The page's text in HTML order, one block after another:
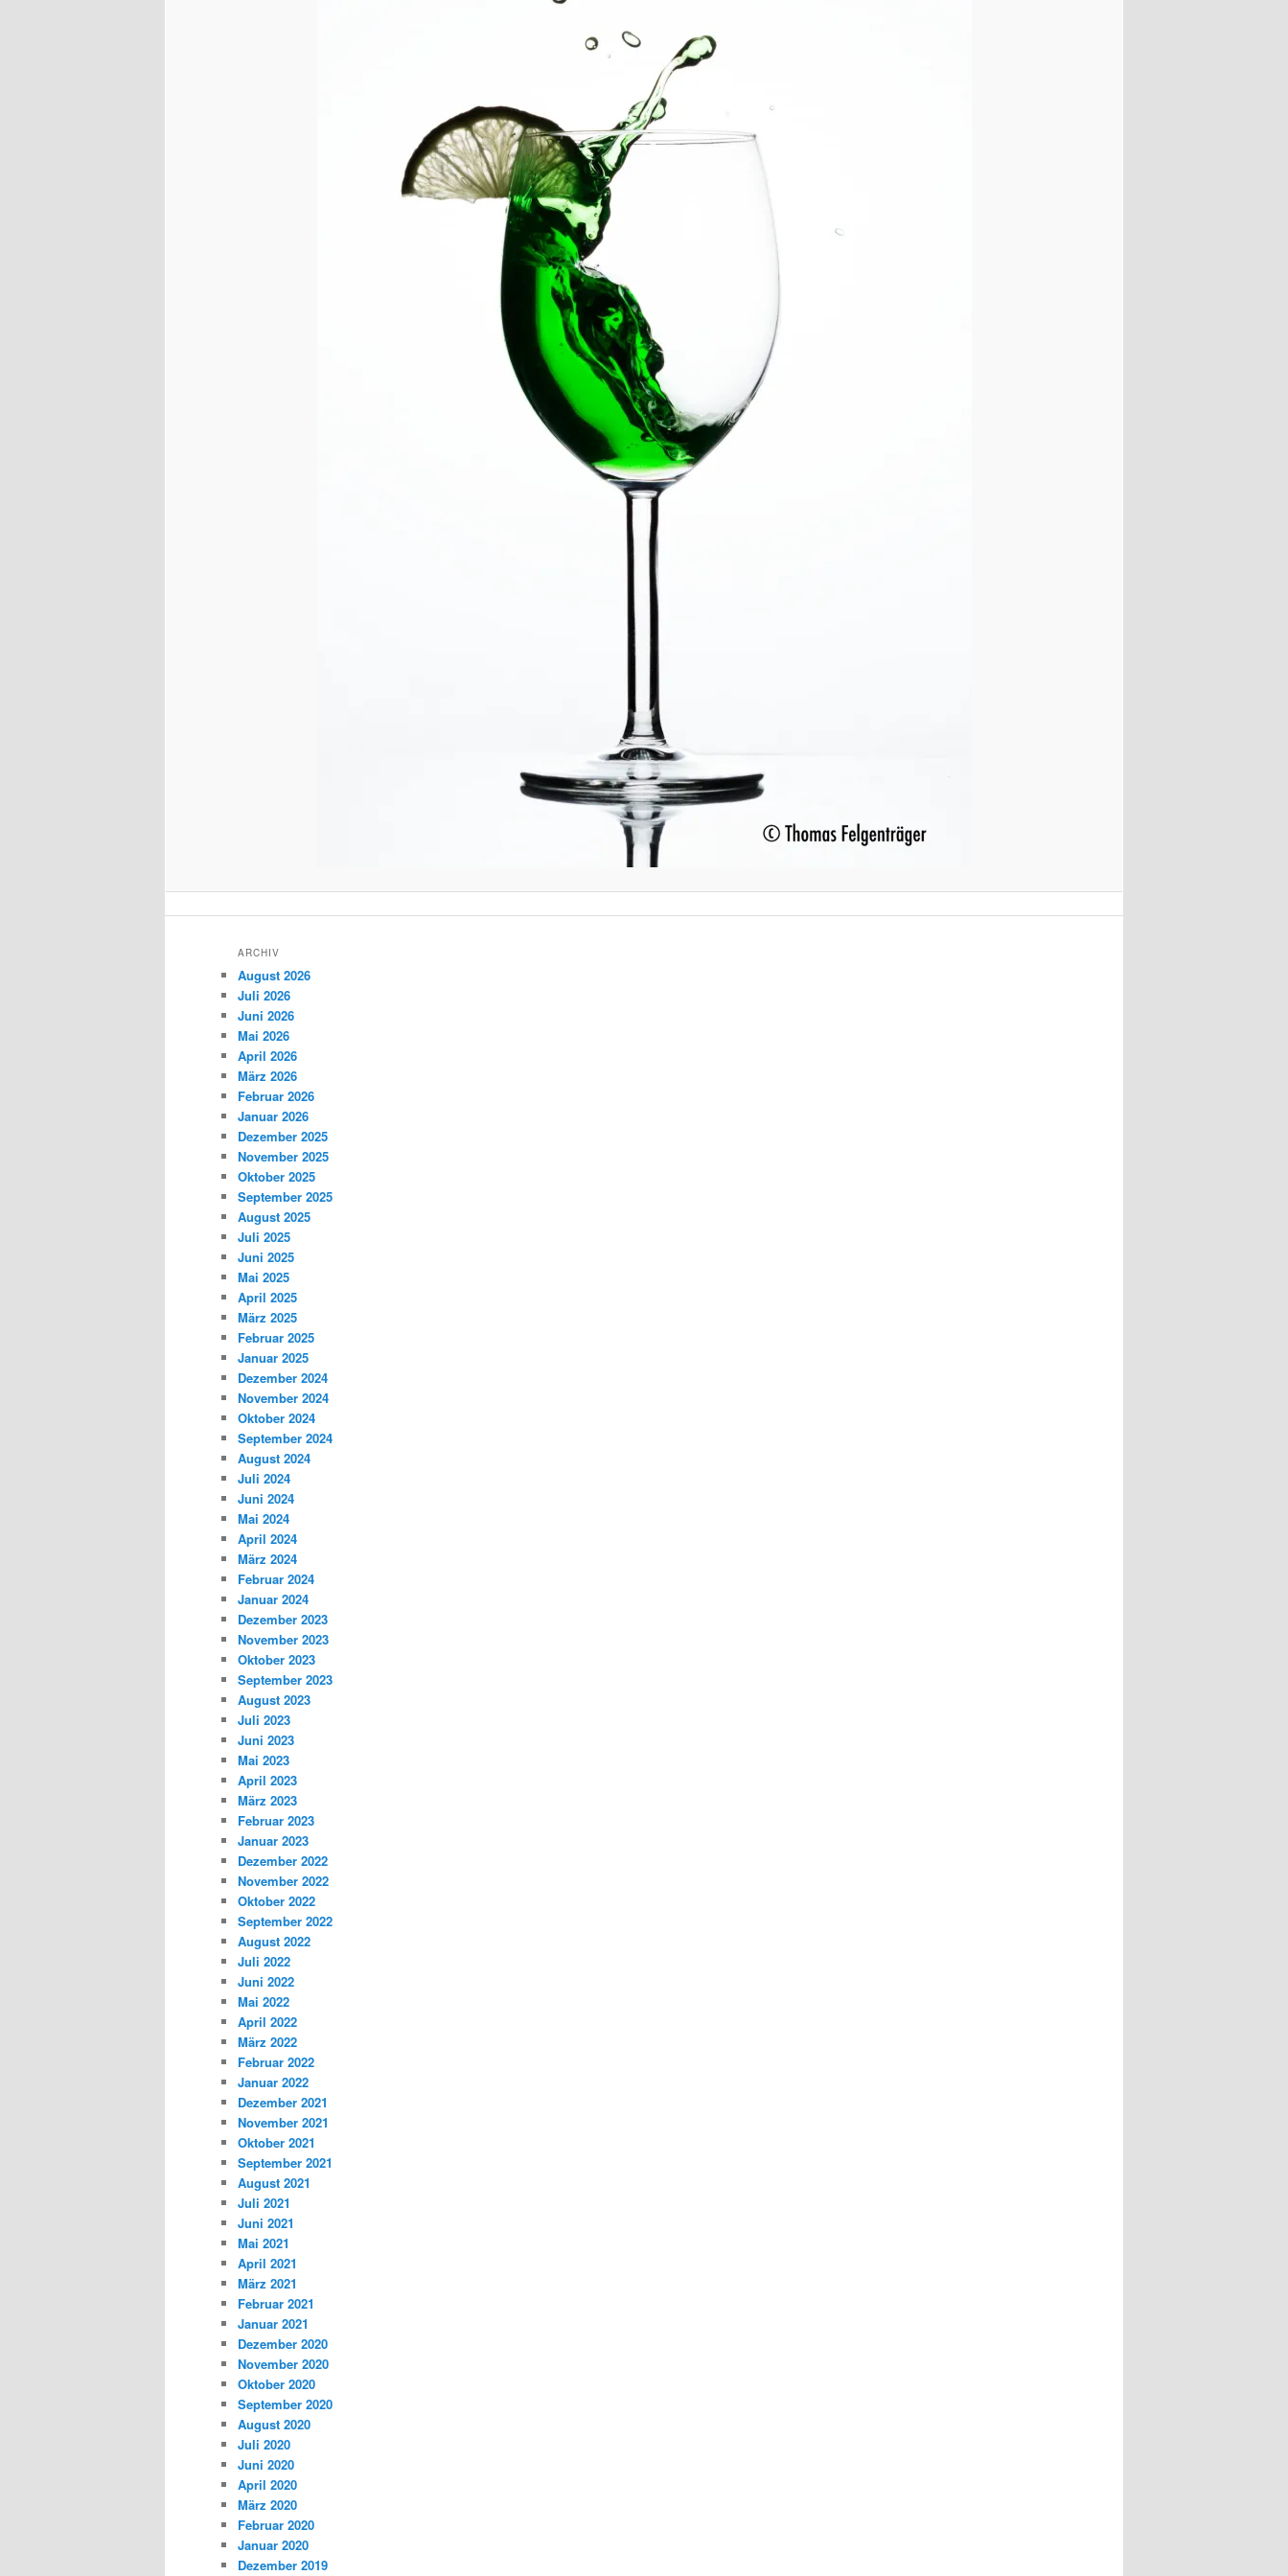
ARCHIV
August 2026
Juli 2026
Juni 2026
Mai 2026
April 2026
März 2026
Februar 2026
Januar 2026
Dezember 2025
November 2025
Oktober 2025
September 2025
August 2025
Juli 2025
Juni 2025
Mai 2025
April 2025
März 2025
Februar 2025
Januar 2025
Dezember 2024
November 2024
Oktober 2024
September 2024
August 2024
Juli 2024
Juni 2024
Mai 2024
April 2024
März 2024
Februar 2024
Januar 2024
Dezember 2023
November 2023
Oktober 2023
September 2023
August 2023
Juli 2023
Juni 2023
Mai 2023
April 2023
März 2023
Februar 2023
Januar 2023
Dezember 2022
November 2022
Oktober 2022
September 2022
August 2022
Juli 2022
Juni 2022
Mai 2022
April 2022
März 2022
Februar 2022
Januar 2022
Dezember 2021
November 2021
Oktober 2021
September 2021
August 2021
Juli 2021
Juni 2021
Mai 2021
April 2021
März 2021
Februar 2021
Januar 2021
Dezember 2020
November 2020
Oktober 2020
September 2020
August 2020
Juli 2020
Juni 2020
April 2020
März 2020
Februar 2020
Januar 2020
Dezember 2019